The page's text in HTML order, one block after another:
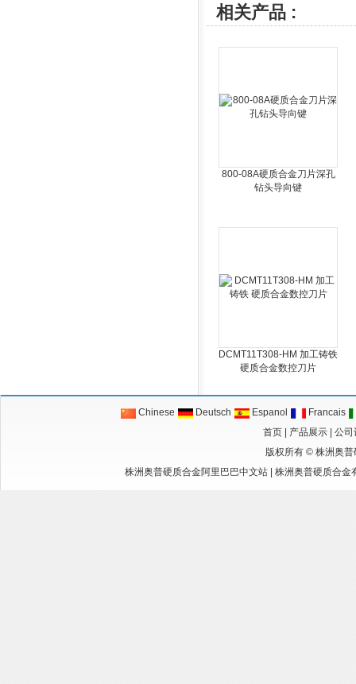
相关产品 :
800-08A硬质合金刀片深孔
钻头导向键
DCMT11T308-HM 加工铸铁
硬质合金数控刀片
Chinese Deutsch Espanol
Francais
首页
产品展示
公司
版权所有 © 株洲奥普
株洲奥普硬质合金阿里巴巴中文站| 株洲奥普硬质合金